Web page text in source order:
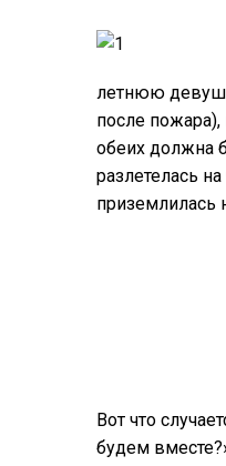
летнюю
после
обеих должна
разлетелась
приземлилась
Вот что
будем